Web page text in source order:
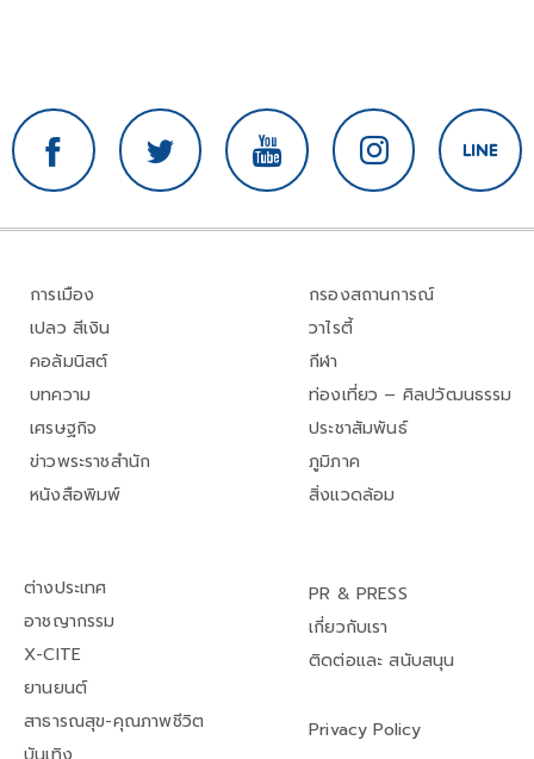
การเมือง
เปลว สีเงิน
คอลัมนิสต์
บทความ
เศรษฐกิจ
ข่าวพระราชสำนัก
หนังสือพิมพ์
กรองสถานการณ์
วาไรตี้
กีฬา
ท่องเที่ยว – ศิลปวัฒนธรรม
ประชาสัมพันธ์
ภูมิภาค
สิ่งแวดล้อม
ต่างประเทศ
อาชญากรรม
X-CITE
ยานยนต์
สาธารณสุข-คุณภาพชีวิต
PR & PRESS
เกี่ยวกับเรา
ติดต่อและ สนับสนุน
Privacy Policy